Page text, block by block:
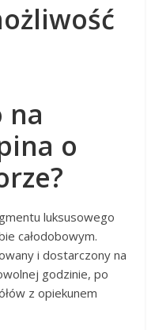
na
o
luksusowego
całodobowym.
i dostarczony na
godzinie, po
z opiekunem